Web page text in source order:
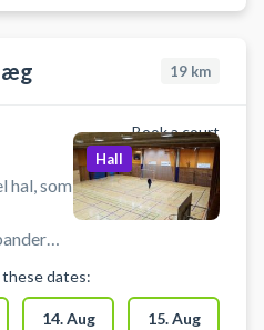
ved
og
time
19 km
Book a court
hal, som
i
selv
Hall
these dates:
14. Aug 15. Aug